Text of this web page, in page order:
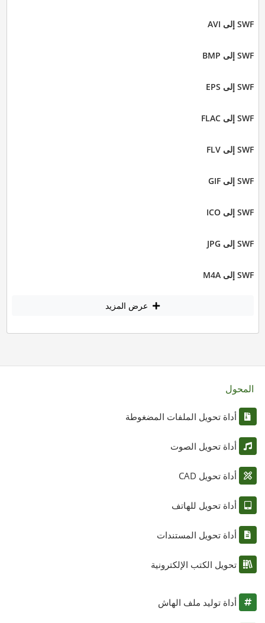
SWF إلى AVI
SWF إلى BMP
SWF إلى EPS
SWF إلى FLAC
SWF إلى FLV
SWF إلى GIF
SWF إلى ICO
SWF إلى JPG
SWF إلى M4A
عرض المزيد
المحول
أداة تحويل الملفات المضغوطة
أداة تحويل الصوت
أداة تحويل CAD
أداة تحويل للهاتف
أداة تحويل المستندات
تحويل الكتب الإلكترونية
أداة توليد ملف الهاش